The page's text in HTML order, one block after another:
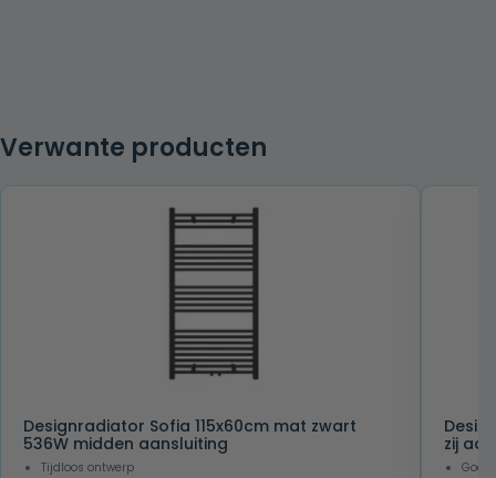
Verwante producten
Designradiator Sofia 115x60cm mat zwart
536W midden aansluiting
Tijdloos ontwerp
zij